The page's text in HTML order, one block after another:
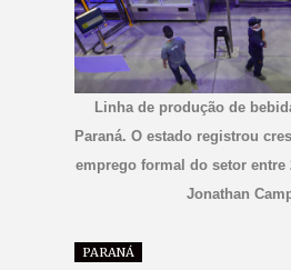
Linha de produção de
Paraná. O estado registrou
emprego formal do setor entre
Jonathan
PARANÁ